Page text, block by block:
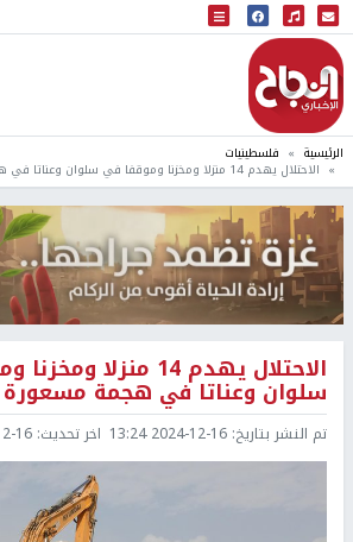
البث المباشر
إذاعة النجاح
الرئيسية فلسطينيات
الاحتلال يهدم 14 منزلا ومخزنا وموقفا في سلوان وعناتا في هجمة مسعورة
الاحتلال يهدم 14 منزلا
سلوان وعناتا في هجمة مسعورة
تم النشر بتاريخ: 2024-12-16 13:24 اخر تحديث: 13:24